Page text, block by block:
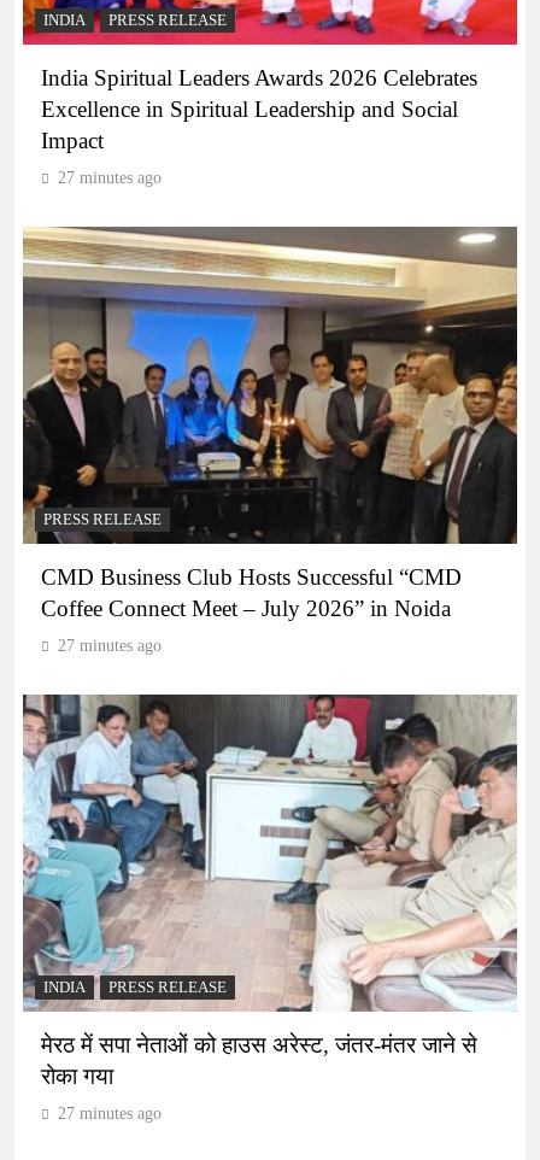
INDIA PRESS RELEASE
India Spiritual Leaders Awards 2026 Celebrates
Excellence in Spiritual Leadership and Social
Impact
27 minutes ago
PRESS RELEASE
CMD Business Club Hosts Successful “CMD
Coffee Connect Meet – July 2026” in Noida
27 minutes ago
INDIA PRESS RELEASE
मेरठ में सपा नेताओं को हाउस अरेस्ट, जंतर-मंतर जाने से
रोका गया
27 minutes ago